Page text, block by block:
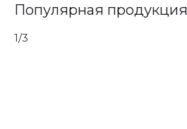
Популярная продукция
1/3